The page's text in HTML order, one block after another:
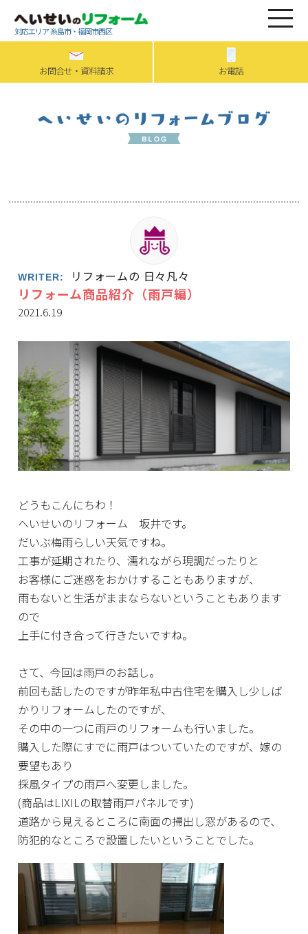
対応エリア 糸島市・福岡市西区
お問合せ・資料請求 お電話
WRITER: リフォームの 日々凡々
リフォーム商品紹介（雨戸編）
2021.6.19
どうもこんにちわ！
へいせいのリフォーム 坂井です。
だいぶ梅雨らしい天気ですね。
工事が延期されたり、濡れながら現調だったりと
お客様にご迷惑をおかけすることもありますが、
雨もないと生活がままならないということもあります
ので
上手に付き合って行きたいですね。
さて、今回は雨戸のお話し。
前回も話したのですが昨年私中古住宅を購入し少しば
かりリフォームしたのですが、
その中の一つに雨戸のリフォームも行いました。
購入した際にすでに雨戸はついていたのですが、嫁の
要望もあり
採風タイプの雨戸へ変更しました。
(商品はLIXILの取替雨戸パネルです)
道路から見えるところに南面の掃出し窓があるので、
防犯的なところで設置したいということでした。